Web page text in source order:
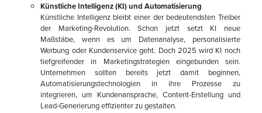
Künstliche Intelligenz (KI) und Automatisierung
Künstliche Intelligenz bleibt einer der bedeutendsten Treiber
der Marketing-Revolution. Schon jetzt setzt KI neue
Maßstäbe, wenn es um Datenanalyse, personalisierte
Werbung oder Kundenservice geht. Doch 2025 wird KI noch
tiefgreifender in Marketingstrategien eingebunden sein.
Unternehmen sollten bereits jetzt damit beginnen,
Automatisierungstechnologien in ihre Prozesse zu
integrieren, um Kundenansprache, Content-Erstellung und
Lead-Generierung effizienter zu gestalten.